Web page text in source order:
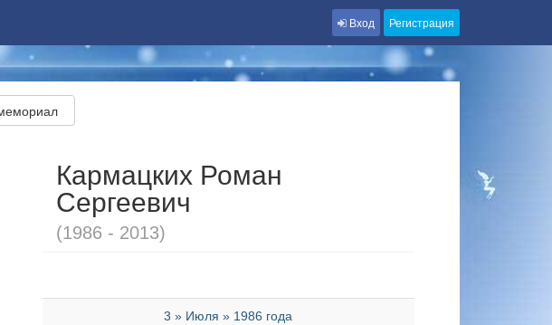
Вход Регистрация
Кармацких Роман
Сергеевич
(1986 - 2013)
3 » Июля » 1986 года